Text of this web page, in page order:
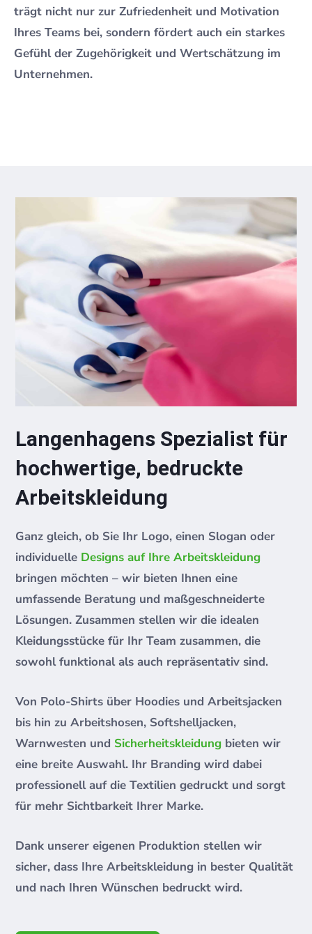
trägt nicht nur zur Zufriedenheit und Motivation
Ihres Teams bei, sondern fördert auch ein starkes
Gefühl der Zugehörigkeit und Wertschätzung im
Unternehmen.
Langenhagens Spezialist für
hochwertige, bedruckte
Arbeitskleidung
Ganz gleich, ob Sie Ihr Logo, einen Slogan oder
individuelle Designs auf Ihre Arbeitskleidung
bringen möchten – wir bieten Ihnen eine
umfassende Beratung und maßgeschneiderte
Lösungen. Zusammen stellen wir die idealen
Kleidungsstücke für Ihr Team zusammen, die
sowohl funktional als auch repräsentativ sind.
Von Polo-Shirts über Hoodies und Arbeitsjacken
bis hin zu Arbeitshosen, Softshelljacken,
Warnwesten und Sicherheitskleidung bieten wir
eine breite Auswahl. Ihr Branding wird dabei
professionell auf die Textilien gedruckt und sorgt
für mehr Sichtbarkeit Ihrer Marke.
Dank unserer eigenen Produktion stellen wir
sicher, dass Ihre Arbeitskleidung in bester Qualität
und nach Ihren Wünschen bedruckt wird.